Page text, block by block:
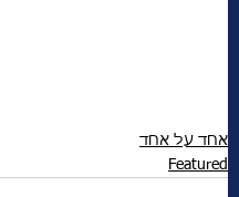
אחד על אחד
Featured